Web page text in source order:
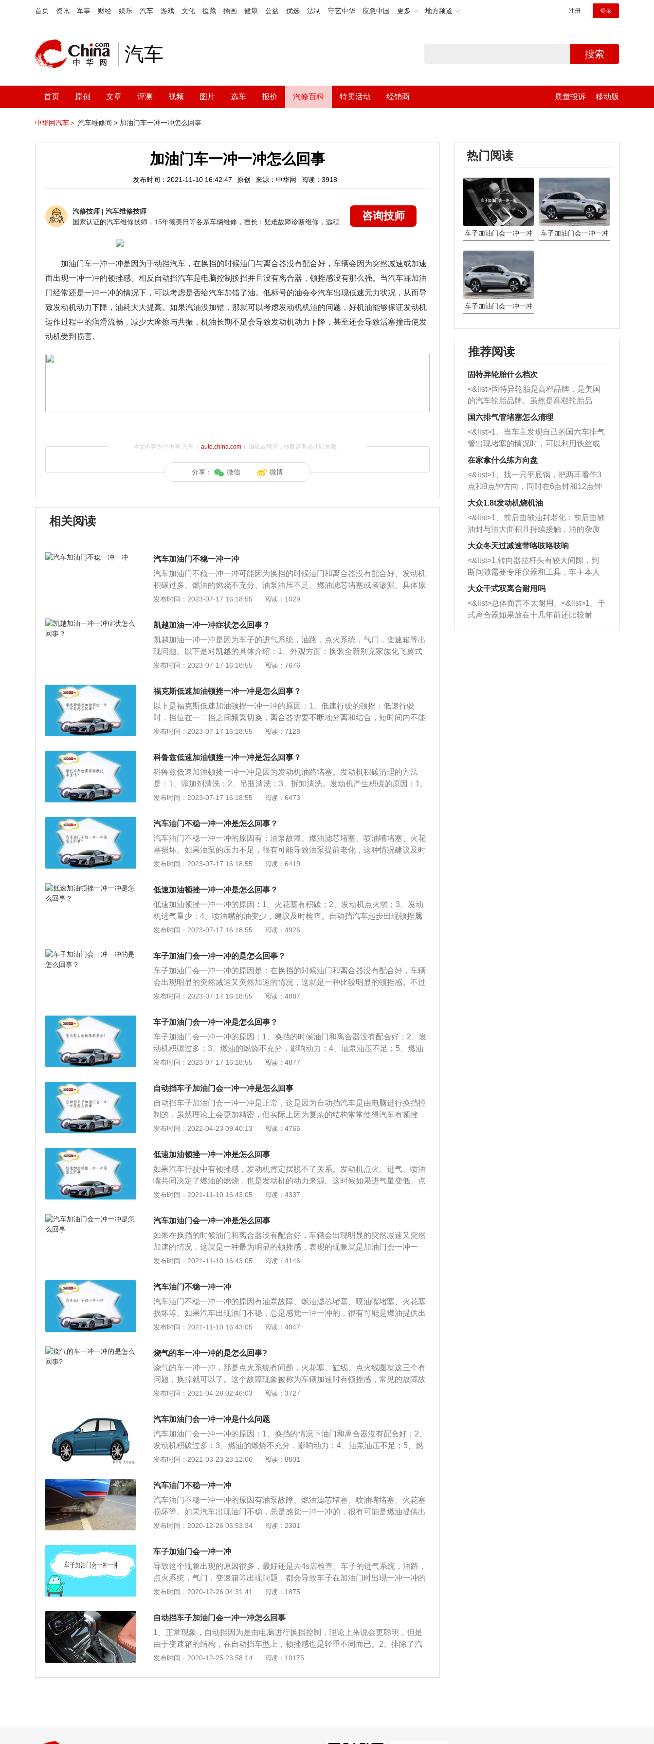
首页 资讯 军事 财经 娱乐 汽车 游戏 文化 援藏 插画 健康 公益 优选 法制 守艺中华 应急中国 更多 地方频道 注册 登录
汽车 搜索
首页 原创 文章 评测 视频 图片 选车 报价 汽修百科 特卖活动 经销商 质量投诉 移动版
中华网汽车＞ 汽车维修间 > 加油门车一冲一冲怎么回事
加油门车一冲一冲怎么回事
发布时间：2021-11-10 16:42:47 原创 来源：中华网 阅读：3918
汽修技师 | 汽车维修技师
咨询技师
加油门车一冲一冲是因为手动挡汽车，在换挡的时候油门与离合器没有配合好，车辆会因为突然减速或加速
而出现一冲一冲的顿挫感。相反自动挡汽车是电脑控制换挡并且没有离合器，顿挫感没有那么强。当汽车踩加油
门经常还是一冲一冲的情况下，可以考虑是否给汽车加错了油。低标号的油会令汽车出现低速无力状况，从而导
致发动机动力下降，油耗大大提高。如果汽油没加错，那就可以考虑发动机机油的问题，好机油能够保证发动机
运作过程中的润滑流畅，减少大摩擦与共振，机油长期不足会导致发动机动力下降，甚至还会导致活塞撞击使发
动机受到损害。
本文内容为中华网·汽车（ auto.china.com）编辑或翻译，转载请务必注明来源。
分享： 微信 微博
相关阅读
汽车加油门不稳一冲一冲
汽车加油门不稳一冲一冲可能因为换挡的时候油门和离合器没有配合好、发动机
积碳过多、燃油的燃烧不充分、油泵油压不足、燃油滤芯堵塞或者渗漏。具体原
因及解决方法：1、换挡的时候油门和离合器没有配合好；解决方法：调整油门
方法：需要清理发动机内部积碳。3、燃油的燃烧不充分，影响动力；解决方
法：建议去修理厂修理废气循环系统，检查燃烧缸是否工作不良并修理出现故障
的燃烧缸。4、油泵油压不足；解决方法：汽车油泵压力不足时，可以先检查油
泵电压是否存在故障，如果故障严重可能就得更换新的油泵总成，内部零件不建
议单独更换，最好是及时去到正规的汽修店处理。5、燃油滤芯堵塞或者渗漏；
节气门的开度，从而控制发动机的动力输出。随着汽车电子技术的不断发展，电
子油门的应用越来越广泛，驾驶员踩踏电子油门的加速踏板时，实际上就是传递
给发动机ECU一个油门踏板位置传感器信号。
发布时间：2023-07-17 16:18:55 阅读：1029
凯越加油一冲一冲症状怎么回事？
凯越加油一冲一冲是因为车子的进气系统，油路，点火系统，气门，变速箱等出
现问题。以下是对凯越的具体介绍：1、外观方面：换装全新别克家族化飞翼式
格栅，暗色网格纹理搭配高亮电镀盾形外轮廓，尽显年轻活力。展翼式头灯与格
发动机，匹配CVT智能无级变速箱，最大功率79kW，最大扭矩133Nm，百公里
综合工况油耗低至4.6L。
发布时间：2023-07-17 16:18:55 阅读：7676
福克斯低速加油顿挫一冲一冲是怎么回事？
以下是福克斯低速加油顿挫一冲一冲的原因：1、低速行驶的顿挫：低速行驶
时，挡位在一二挡之间频繁切换，离合器需要不断地分离和结合，短时间内不能
畅顺地完成动力传输，就造成常见的低速顿挫。2、变速箱换挡：常见顿挫一般
微顿挫：变速箱的响应速度不够快，在变速箱换挡时，有轻微顿挫。
发布时间：2023-07-17 16:18:55 阅读：7128
科鲁兹低速加油顿挫一冲一冲是怎么回事？
科鲁兹低速加油顿挫一冲一冲是因为发动机油路堵塞。发动机积碳清理的方法
是：1、添加剂清洗；2、吊瓶清洗；3、拆卸清洗。发动机产生积碳的原因：1、
发动机长期短时运行；2、汽油含有大量的水分；3、汽油中含有大量胶质；4、
油消耗；3、降低爆震点；4、促进环境维护；5、延长引擎寿命；6、加强刹车制
动准确性。预防发动机积碳的方法：1、加注高质量的汽油；2、不要长时间怠速
行驶；3、提高手挡车的换挡转速。
发布时间：2023-07-17 16:18:55 阅读：6473
汽车油门不稳一冲一冲是怎么回事？
汽车油门不稳一冲一冲的原因有：油泵故障、燃油滤芯堵塞、喷油嘴堵塞、火花
塞损坏。如果油泵的压力不足，很有可能导致油泵提前老化，这种情况建议及时
更换油泵。燃油滤芯堵塞或者渗漏也会导致燃油供应量不足，就会出现踩油门一
指控制发动机功率（推力）的操纵装置。在活塞式航空发动机上，油门控制汽化
器的节气门开度以控制气缸的充填量，从而决定发动机的输出功率。
发布时间：2023-07-17 16:18:55 阅读：6419
低速加油顿挫一冲一冲是怎么回事？
低速加油顿挫一冲一冲的原因：1、火花塞有积碳；2、发动机点火弱；3、发动
机进气量少；4、喷油嘴的油变少，建议及时检查。自动挡汽车起步出现顿挫属
于正常情况，如在行驶中要急加速，深踩油门即可。汽车发动机是为汽车提供动
根据动力来源不同，可分为柴油发动机、汽油发动机、电动汽车电动机以及混合
发布时间：2023-07-17 16:18:55 阅读：4926
车子加油门会一冲一冲的是怎么回事？
车子加油门会一冲一冲的原因是：在换挡的时候油门和离合器没有配合好，车辆
会出现明显的突然减速又突然加速的情况，这就是一种比较明显的顿挫感。不过
自动挡中，因为是由电脑进行换挡控制，理论上来说会更聪明，但是由于变速箱
的顿挫感，可以自行做一些简单的检查，例如是否加错了油，因为加了低标号的
汽油，有可能出现加速无力的情况，导致发动机的动力下降、油耗升高。
发布时间：2023-07-17 16:18:55 阅读：4887
车子加油门会一冲一冲是怎么回事？
车子加油门会一冲一冲的原因：1、换挡的时候油门和离合器没有配合好；2、发
动机积碳过多；3、燃油的燃烧不充分，影响动力；4、油泵油压不足；5、燃油
滤芯堵塞或者渗漏。油门又称油门踏板，主要作用是控制发动机节气门的开度，
来越广泛，驾驶员踩踏电子油门的加速踏板时，实际上就是传递给发动机ECU一
个油门踏板位置传感器信号。
发布时间：2023-07-17 16:18:55 阅读：4877
自动挡车子加油门会一冲一冲是怎么回事
自动挡车子加油门会一冲一冲是正常，这是因为自动挡汽车是由电脑进行换挡控
制的，虽然理论上会更加精密，但实际上因为复杂的结构常常使得汽车有顿挫
感。自动挡车子加油门会一冲一冲主要是因为顿挫，而正常情况下换挡就会造成
出现了加速无力的现象，让自动挡汽车在加油门的时候有顿挫感发生，就需要及
时去处理，避免因为导致发动机的油耗增加，节气门积碳严重等等。此外，当发
动机油路系统长期机油不足的情况下，也会导致这种情况发生。
发布时间：2022-04-23 09:40:13 阅读：4765
低速加油顿挫一冲一冲是怎么回事
如果汽车行驶中有顿挫感，发动机肯定摆脱不了关系。发动机点火、进气、喷油
嘴共同决定了燃油的燃烧，也是发动机的动力来源。这时候如果进气量变低、点
火变弱、或者喷的油变少，动力就会不足，也就产生了顿挫感。自动挡汽车起步
箱会自动降低档位提升发动机转速，当转速达到一定高度时再升档，升档后因为
转速会有一个明显的下降，所以会产生相对比较明显的顿挫感。这种情况多出现
在档位较少的自动挡车型上，如4档自动的车型上。自动变速器的车辆起步后，
如果希望平稳行驶时，可以在适当时候轻踩油门踏板，变速器就会自动升挡，此
时换档顿挫感较弱；如果希望保持较好的加速性能，需要深踩油门踏板，自动变
发布时间：2021-11-10 16:43:05 阅读：4337
汽车加油门会一冲一冲是怎么回事
如果在换挡的时候油门和离合器没有配合好，车辆会出现明显的突然减速又突然
加速的情况，这就是一种最为明显的顿挫感，表现的现象就是加油门会一冲一
冲。汽车加油门会一冲一冲是指车辆在起步及低速行驶过程中发生间歇性猛冲现
油门加得过大，发动机转速过高；2、车速过慢；3、离合器松得过快。闯动对车
原因，起步时要注意油门不要过大，甚至可以不踩油门怠速起步，离合器也不要
松得过快。在换挡时发生闯动是司机对车辆驾驶还不够熟练，没有找到油门和车
速之间的切合点。造成松离合时油门过大。解决办法是换挡时适当松油门，找到
发布时间：2021-11-10 16:43:05 阅读：4146
汽车油门不稳一冲一冲
汽车油门不稳一冲一冲的原因有油泵故障、燃油滤芯堵塞、喷油嘴堵塞、火花塞
损坏等。如果汽车出现油门不稳，总是感觉一冲一冲的，很有可能是燃油提供出
现问题，如果油泵的压力不足，很有可能导致油泵提前老化，这种情况建议及时
冲一冲的现象，建议更换燃油滤芯进行测试，燃油滤芯的作用是过滤燃油中的一
些杂质，能够提升油质，使发动机达到更好的燃油效率，建议1-2年更换一次燃油
滤芯。喷油嘴堵塞会导致喷油雾化效果不佳，有可能会导致单缸缺火或者是多缸
缺火，发动机在怠速或加速时抖动剧烈，建议拆卸喷油嘴使用专业检测仪器进行
判定。火花塞或者高压线圈损坏，也会导致汽车点火不良，同时也会导致发动机
者老化，建议定期更换火花塞。
发布时间：2021-11-10 16:43:05 阅读：4047
烧气的车一冲一冲的是怎么回事?
烧气的车一冲一冲，那是点火系统有问题，火花塞、缸线、点火线圈就这三个有
问题，换掉就可以了。这个故障现象被称为车辆加速时有顿挫感，常见的故障故
障点有：1、加速时有顿挫感最常见的故障是火花塞出现了损坏，火花塞极点间
就是火花塞陶瓷部分出现了裂痕，导致火花塞不点火，有一个缸不工作也会导致
加速抖动；3、汽油的品质不好，混合气在缸内燃烧不充分，所以也会导致怠速
抖动的，建议使用完这箱汽油之后使用高标号的汽油，做个燃油系统清洗。
发布时间：2021-04-28 02:46:03 阅读：3727
汽车加油门会一冲一冲是什么问题
汽车加油门会一冲一冲的原因：1、换挡的情况下油门和离合器沒有配合好；2、
发动机积碳过多；3、燃油的燃烧不充分，影响动力；4、油泵油压不足；5、燃
油滤芯堵塞或渗漏。油门又称油门踏板，关键作用是调节发动机节气门的开度，
用越来越广泛，司机踩踏电子油门的加速踏板时，实际上就是传递给发动机ecu
发布时间：2021-03-23 23:12:06 阅读：8801
汽车油门不稳一冲一冲
汽车油门不稳一冲一冲的原因有油泵故障、燃油滤芯堵塞、喷油嘴堵塞、火花塞
损坏等。如果汽车出现油门不稳，总是感觉一冲一冲的，很有可能是燃油提供出
现问题，如果油泵的压力不足，很有可能导致油泵提前老化，这种情况建议及时
冲一冲的现象，建议更换燃油滤芯进行测试，燃油滤芯的作用是过滤燃油中的一
滤芯。喷油嘴堵塞会导致喷油雾化效果不佳，有可能会导致单缸缺火或者是多缸
缺火，发动机在怠速或加速时抖动剧烈，建议拆卸喷油嘴使用专业检测仪器进行
判定。火花塞或者高压线圈损坏，也会导致汽车点火不良，同时也会导致发动机
者老化，建议定期更换火花塞。
发布时间：2020-12-26 05:53:34 阅读：2301
车子加油门会一冲一冲
导致这个现象出现的原因很多，最好还是去4s店检查。车子的进气系统，油路，
点火系统，气门，变速箱等出现问题，都会导致车子在加油门时出现一冲一冲的
现象。如果在这个现象出现时，伴随着车辆尾气颜色不正常，那么就是发动机出
辆的某个部件存在故障，是可以使用诊断电脑读取故障码的，这样方便了维修人
员的维修。并且现代车辆上的传感器非常多，这些传感器很容易出现故障，在出
现故障后就会导致车辆工作状况不正常。车子的发动机现在一般都搭载可变气门
正时和可变气门升程系统，如果这个系统出现问题，会导致车辆提不起速度来，
并且油耗还会升高。变速箱出现问题时，与发动机配合不好，会导致车辆在加速
发布时间：2020-12-26 04:31:41 阅读：1875
自动挡车子加油门会一冲一冲怎么回事
1、正常现象，自动挡因为是由电脑进行换挡控制，理论上来说会更聪明，但是
由于变速箱的结构，在自动挡车型上，顿挫感也是轻重不同而已。2、排除了汽
车正常情况下的顿挫感，可以自行做一些简单的检查，例如是否加错了油，这也
的动力下降、油耗升高。3、发动机油路系统，机油长期不足，轻者动力性不
发布时间：2020-12-25 23:58:14 阅读：10175
热门阅读
车子加油门会一冲一冲
车子加油门会一冲一冲
车子加油门会一冲一冲
推荐阅读
固特异轮胎什么档次
<&list>固特异轮胎是高档品牌，是美国
的汽车轮胎品牌。虽然是高档轮胎品
牌，但是中高低端的轮胎都有生产，这
也是为了更好的开拓市场。
国六排气管堵塞怎么清理
<&list>1、当车主发现自己的国六车排气
管出现堵塞的情况时，可以利用铁丝或
者是细棍，直接将杂物给取出来，如果
堵塞情况比较严重，也可以采取应急措
施。 <&list>2、直接利用木棍将所有的
杂物推到排气管里面的位置处，然后将
三元催化器拆解开，就可以将堵塞的东
西取出来。但如果是因为积碳过多引起
的堵塞，就需要将三元催化器泡在草酸
洗剂对堵塞的情况得到解决，将清洗剂
放在燃油箱中，与燃油混合后，车辆启
动时，就可以和汽油一起进入到燃烧
室，最后形成废气排出，就可以让三元
催化器得到清洗，排气管堵塞的情况就
能够得到解决。
在家拿什么练方向盘
<&list>1、找一只平底锅，把两耳看作3
点和9点钟方向，同时在6点钟和12点钟
方向做一个标记。 <&list>2、双手握住
一圈半的练习，往右同样也要打相同的
圈数。 <&list>3、最后强调要反复练
习，这样就可以形成肌肉记忆，在真实
驾驶车辆时，不需要记忆也能打好方
向。
大众1.8t发动机烧机油
<&list>1、前后曲轴油封老化：前后曲轴
油封与油大面积且持续接触，油的杂质
和发动机内持续温度变化使其密封效果
逐渐减弱，导致渗油或漏油。<&list>2、
活塞间隙过大：积碳会使活塞环与缸体
的间隙扩大，导致机油流入燃烧室中，
造成烧机油。<&list>3、机油粘度。使用
机油粘度过小的话，同样会有烧机油现
象，机油粘度过小具有很好的流动性，
大众冬天过减速带咯吱咯吱响
<&list>1.转向器拉杆头有较大间隙，判
断间隙需要专用仪器和工具，车主本人
无法制作，需要将车辆送到修理厂或4s
店；<&list>2.车辆半轴套管防尘罩破
裂，破裂后会出现漏油现象，使半轴磨
损严重，磨损的半轴容易损坏，产生异
响；<&list>3.稳定器的转向胶套和球头
大众干式双离合耐用吗
<&list>总体而言不太耐用。<&list>1、干
式离合器如果放在十几年前还比较耐